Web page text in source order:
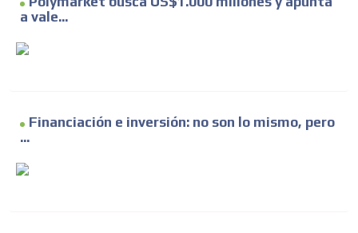
a vale...
Financiación e inversión: no son lo mismo, pero
...